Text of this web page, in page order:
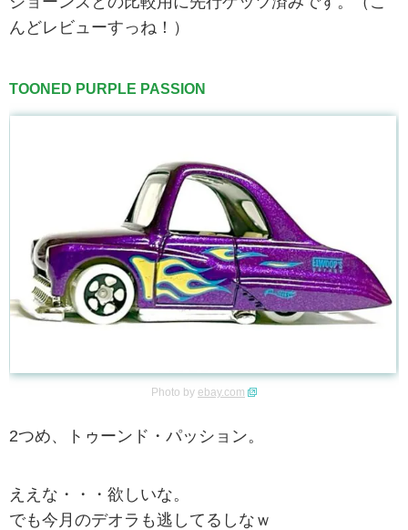
んどレビューすっね！）
TOONED PURPLE PASSION
Photo by ebay.com
2つめ、トゥーンド・パッション。
ええな・・・欲しいな。
でも今月のデオラも逃してるしなｗ